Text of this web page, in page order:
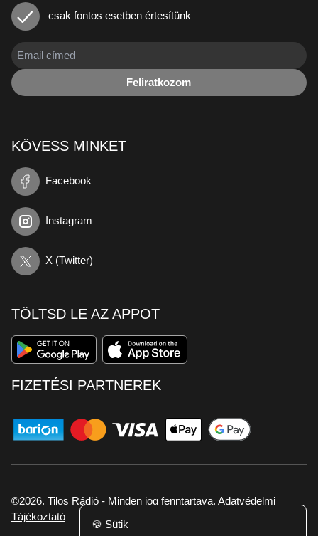
csak fontos esetben értesítünk
Feliratkozom
KÖVESS MINKET
Facebook
Instagram
X (Twitter)
TÖLTSD LE AZ APPOT
FIZETÉSI PARTNEREK
©2026. Tilos Rádió - Minden jog fenntartava. Adatvédelmi
Tájékoztató
🍪 Sütik